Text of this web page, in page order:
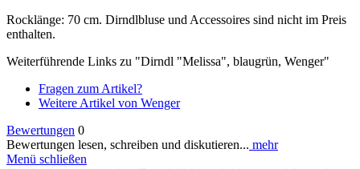
Rocklänge: 70 cm. Dirndlbluse und Accessoires sind nicht im Preis
enthalten.
Weiterführende Links zu "Dirndl "Melissa", blaugrün, Wenger"
Fragen zum Artikel?
Weitere Artikel von Wenger
Bewertungen 0
Bewertungen lesen, schreiben und diskutieren... mehr
Menü schließen